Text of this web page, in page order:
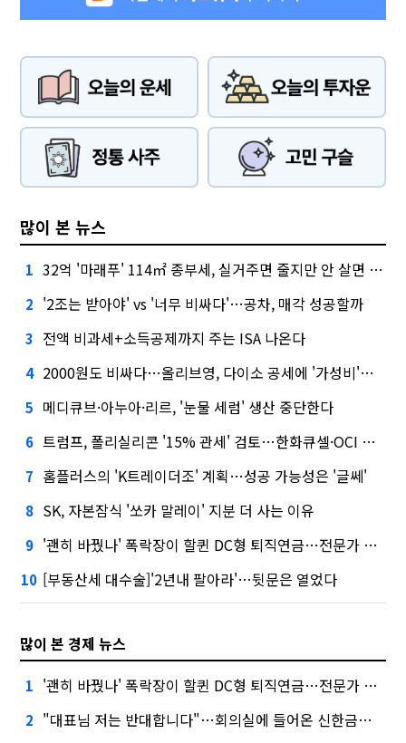
많이 본 뉴스
1 32억 '마래푸' 114㎡ 종부세, 실거주면 줄지만 안 살면 2.5배
2 '2조는 받아야' vs '너무 비싸다'…공차, 매각 성공할까
3 전액 비과세+소득공제까지 주는 ISA 나온다
4 2000원도 비싸다…올리브영, 다이소 공세에 '가성비'로 맞불
5 메디큐브·아누아·리르, '눈물 세럼' 생산 중단한다
6 트럼프, 폴리실리콘 '15% 관세' 검토…한화큐셀·OCI 영향은?
7 홈플러스의 'K트레이더조' 계획…성공 가능성은 '글쎄'
8 SK, 자본잠식 '쏘카 말레이' 지분 더 사는 이유
9 '괜히 바꿨나' 폭락장이 할퀸 DC형 퇴직연금…전문가 조언은
10 [부동산세 대수술]'2년내 팔아라'…뒷문은 열었다
많이 본 경제 뉴스
1 '괜히 바꿨나' 폭락장이 할퀸 DC형 퇴직연금…전문가 조언은
2 "대표님 저는 반대합니다"…회의실에 들어온 신한금융 AI